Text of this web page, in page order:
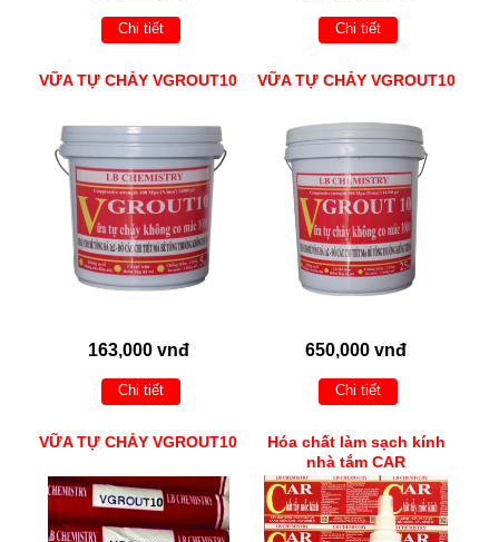
Chi tiết Chi tiết
VỮA TỰ CHẢY VGROUT10
163,000 vnđ
Chi tiết
VỮA TỰ CHẢY VGROUT10
650,000 vnđ
Chi tiết
VỮA TỰ CHẢY VGROUT10
Hóa chất làm sạch kính
nhà tắm CAR